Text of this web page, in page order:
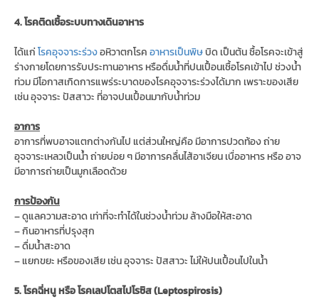
4. โรคติดเชื้อระบบทางเดินอาหาร
ได้แก่ โรคอุจจาระร่วงอหิวาตกโรค อาหารเป็นพิษ บิด เป็นต้น ชื้อโรคจะเข้าสู่
ร่างกายโดยการรับประทานอาหาร หรือดื่มน้ำที่ปนเปื้อนเชื้อโรคเข้าไป ช่วงน้ำ
ท่วม มีโอกาสเกิดการแพร่ระบาดของโรคอุจจาระร่วงได้มาก เพราะของเสีย
เช่น อุจจาระ ปัสสาวะ ที่อาจปนเปื้อนมากับน้ำท่วม
อาการ
อาการที่พบอาจแตกต่างกันไป แต่ส่วนใหญ่คือ มีอาการปวดท้อง ถ่าย
อุจจาระเหลวเป็นน้ำ ถ่ายบ่อย ๆ มีอาการคลื่นไส้อาเจียน เบื่ออาหาร หรือ อาจ
มีอาการถ่ายเป็นมูกเลือดด้วย
การป้องกัน
– ดูแลความสะอาด เท่าที่จะทำได้ในช่วงน้ำท่วม ล้างมือให้สะอาด
– กินอาหารที่ปรุงสุก
– ดื่มน้ำสะอาด
– แยกขยะ หรือของเสีย เช่น อุจจาระ ปัสสาวะ ไม่ให้ปนเปื้อนไปในน้ำ
5. โรคฉี่หนู หรือ โรคเลปโตสไปโรซิส (Leptospirosis)